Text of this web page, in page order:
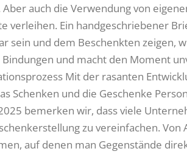
auch die Verwendung von
verleihen. Ein handgeschriebener
sein und dem Beschenkten zeigen,
und macht den Moment
Mit der rasanten
Schenken und die Geschenke
bemerken wir, dass viele
zu vereinfachen.
auf denen man Gegenstände